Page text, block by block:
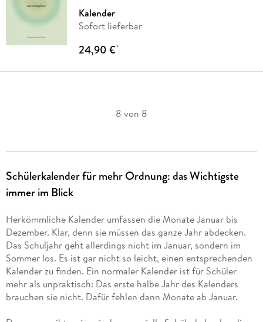
Kalender
Sofort lieferbar
24,90 €*
8 von 8
Schülerkalender für mehr Ordnung: das Wichtigste
immer im Blick
Herkömmliche Kalender umfassen die Monate Januar bis
Dezember. Klar, denn sie müssen das ganze Jahr abdecken.
Das Schuljahr geht allerdings nicht im Januar, sondern im
Sommer los. Es ist gar nicht so leicht, einen entsprechenden
Kalender zu finden. Ein normaler Kalender ist für Schüler
mehr als unpraktisch: Das erste halbe Jahr des Kalenders
brauchen sie nicht. Dafür fehlen dann Monate ab Januar.